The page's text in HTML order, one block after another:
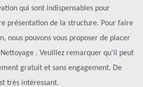
qui sont indispensables pour
présentation de la structure. Pour faire
nous pouvons vous proposer de placer
. Veuillez remarquer qu'il peut
gratuit et sans engagement. De
très intéressant.